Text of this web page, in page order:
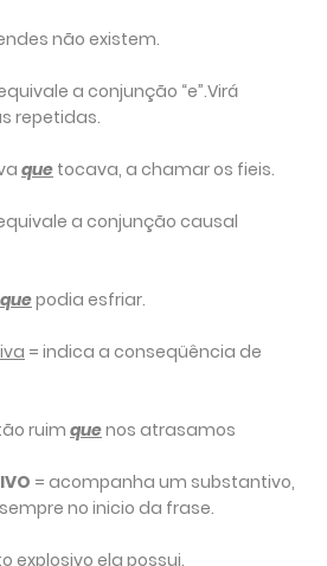
não existem.
a conjunção “e”.Virá
repetidas.
que tocava, a chamar os fieis.
a conjunção causal
quepodia esfriar.
= indica a conseqüência de
ruim quenos atrasamos
= acompanha um substantivo,
no inicio da frase.
explosivo ela possui.